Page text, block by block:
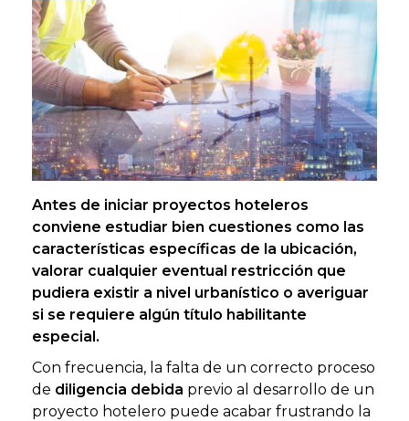
Antes de iniciar proyectos hoteleros
conviene estudiar bien cuestiones como las
características específicas de la ubicación,
valorar cualquier eventual restricción que
pudiera existir a nivel urbanístico o averiguar
si se requiere algún título habilitante
especial.
Con frecuencia, la falta de un correcto proceso
de diligencia debida previo al desarrollo de un
proyecto hotelero puede acabar frustrando la